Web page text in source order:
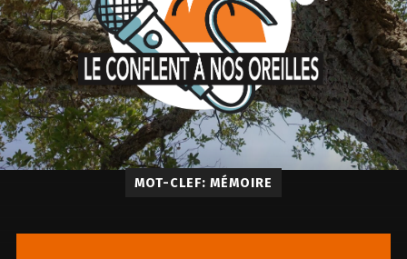
MOT-CLEF: MÉMOIRE